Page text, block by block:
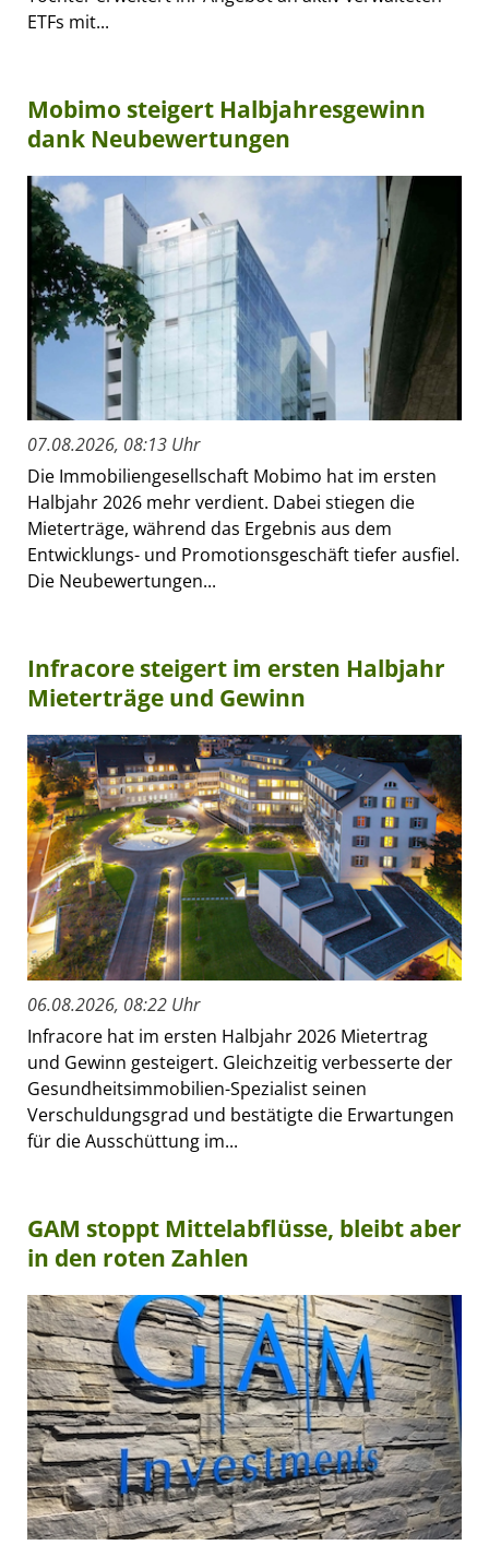
ETFs mit...
Mobimo steigert Halbjahresgewinn
dank Neubewertungen
07.08.2026, 08:13 Uhr
Die Immobiliengesellschaft Mobimo hat im ersten
Halbjahr 2026 mehr verdient. Dabei stiegen die
Mieterträge, während das Ergebnis aus dem
Entwicklungs- und Promotionsgeschäft tiefer ausfiel.
Die Neubewertungen...
Infracore steigert im ersten Halbjahr
Mieterträge und Gewinn
06.08.2026, 08:22 Uhr
Infracore hat im ersten Halbjahr 2026 Mietertrag
und Gewinn gesteigert. Gleichzeitig verbesserte der
Gesundheitsimmobilien-Spezialist seinen
Verschuldungsgrad und bestätigte die Erwartungen
für die Ausschüttung im...
GAM stoppt Mittelabflüsse, bleibt aber
in den roten Zahlen